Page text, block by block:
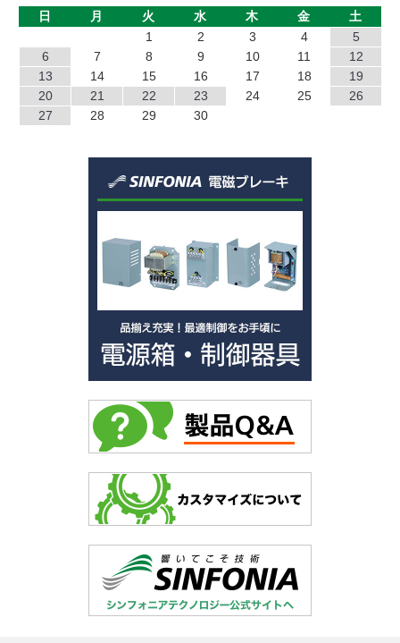
日
月 火 水 木 金
土
1
2 3 4
5
6
7 8 9 10 11
12
13
14 15 16 17 18
19
20
21 22 23 24 25
26
27
28 29 30